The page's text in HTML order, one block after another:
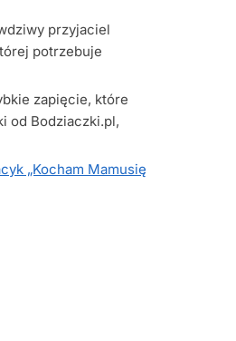
przyjaciel
potrzebuje
zapięcie, które
od Bodziaczki.pl,
„Kocham Mamusię